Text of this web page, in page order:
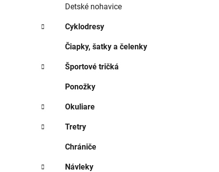
Detské nohavice
Cyklodresy
Čiapky, šatky a čelenky
Športové tričká
Ponožky
Okuliare
Tretry
Chrániče
Návleky